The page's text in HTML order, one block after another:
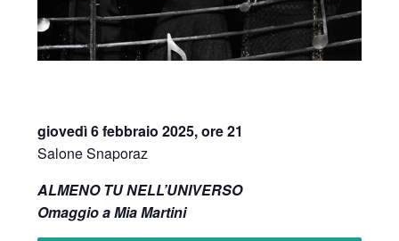
giovedì 6 febbraio 2025, ore 21
Salone Snaporaz
ALMENO TU NELL’UNIVERSO
Omaggio a Mia Martini